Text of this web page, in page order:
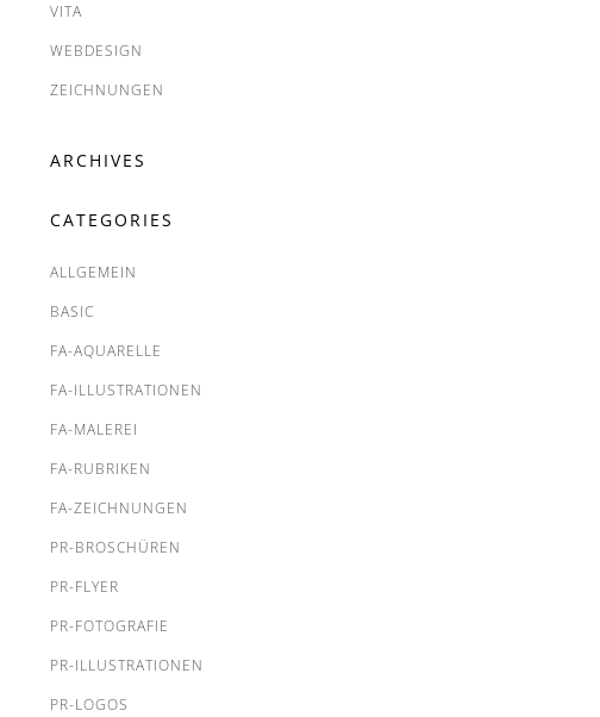
VITA
WEBDESIGN
ZEICHNUNGEN
ARCHIVES
CATEGORIES
ALLGEMEIN
BASIC
FA-AQUARELLE
FA-ILLUSTRATIONEN
FA-MALEREI
FA-RUBRIKEN
FA-ZEICHNUNGEN
PR-BROSCHÜREN
PR-FLYER
PR-FOTOGRAFIE
PR-ILLUSTRATIONEN
PR-LOGOS